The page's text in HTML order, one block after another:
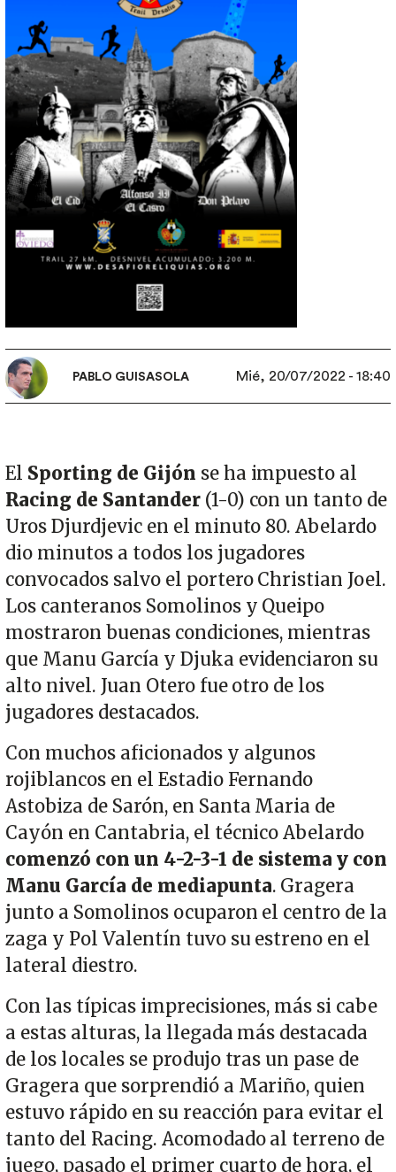
PABLO GUISASOLA Mié, 20/07/2022 - 18:40
El Sporting de Gijón se ha impuesto al
Racing de Santander(1-0) con un tanto de
Uros Djurdjevic en el minuto 80. Abelardo
dio minutos a todos los jugadores
convocados salvo el portero Christian Joel.
Los canteranos Somolinos y Queipo
mostraron buenas condiciones, mientras
que Manu García y Djuka evidenciaron su
alto nivel. Juan Otero fue otro de los
jugadores destacados.
Con muchos aficionados y algunos
rojiblancos en el Estadio Fernando
Astobiza de Sarón, en Santa Maria de
Cayón en Cantabria, el técnico Abelardo
comenzó con un 4-2-3-1 de sistema y con
Manu García de mediapunta. Gragera
junto a Somolinos ocuparon el centro de la
zaga y Pol Valentín tuvo su estreno en el
lateral diestro.
Con las típicas imprecisiones, más si cabe
a estas alturas, la llegada más destacada
de los locales se produjo tras un pase de
Gragera que sorprendió a Mariño, quien
estuvo rápido en su reacción para evitar el
tanto del Racing. Acomodado al terreno de
juego, pasado el primer cuarto de hora, el